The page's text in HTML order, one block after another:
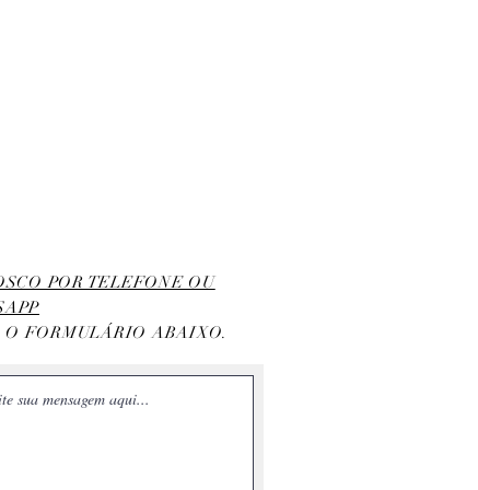
POR TELEFONE OU
O FORMULÁRIO ABAIXO.